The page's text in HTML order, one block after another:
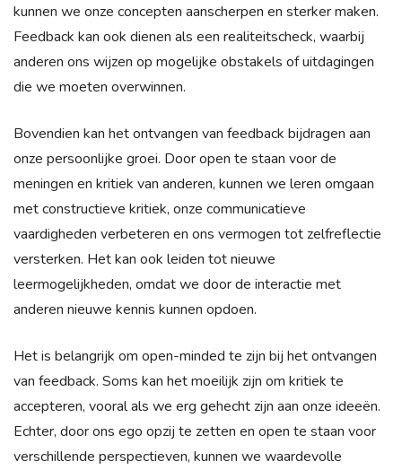
kunnen we onze concepten aanscherpen en sterker maken.
Feedback kan ook dienen als een realiteitscheck, waarbij
anderen ons wijzen op mogelijke obstakels of uitdagingen
die we moeten overwinnen.
Bovendien kan het ontvangen van feedback bijdragen aan
onze persoonlijke groei. Door open te staan voor de
meningen en kritiek van anderen, kunnen we leren omgaan
met constructieve kritiek, onze communicatieve
vaardigheden verbeteren en ons vermogen tot zelfreflectie
versterken. Het kan ook leiden tot nieuwe
leermogelijkheden, omdat we door de interactie met
anderen nieuwe kennis kunnen opdoen.
Het is belangrijk om open-minded te zijn bij het ontvangen
van feedback. Soms kan het moeilijk zijn om kritiek te
accepteren, vooral als we erg gehecht zijn aan onze ideeën.
Echter, door ons ego opzij te zetten en open te staan voor
verschillende perspectieven, kunnen we waardevolle